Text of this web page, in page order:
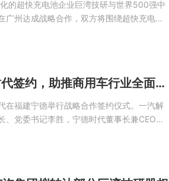
的超快充电池企业巨湾技研与世界500强中
广州达成战略合作，双方将围绕超快充电池
一汽解放与宁德时代签约，助推商用车行业全面电动化
在福建宁德举行战略合作签约仪式。一汽解
、党委书记李胜，宁德时代董事长兼CEO曾